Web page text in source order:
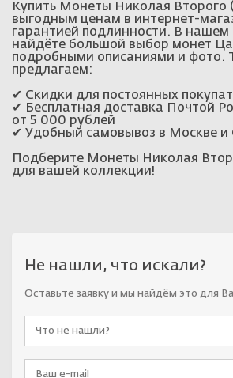
Купить Монеты Николая Второго
выгодным ценам в интернет-
гарантией подлинности. В нашем
найдёте большой выбор монет
подробными описаниями и фото.
предлагаем:
✔ Скидки для постоянных
✔ Бесплатная доставка Почтой
от 5 000 рублей
✔ Удобный самовывоз в Москве и
Подберите Монеты Николая
для вашей коллекции!
Не нашли, что искали?
Оставьте заявку и мы найдём это для